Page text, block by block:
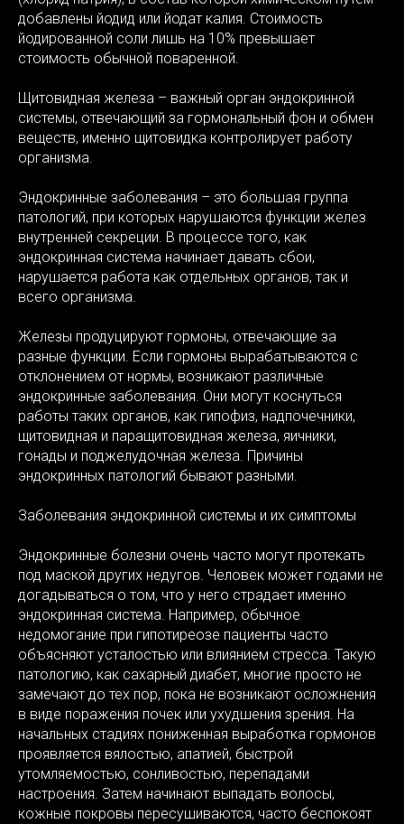
добавлены йодид или йодат калия. Стоимость
йодированной соли лишь на 10% превышает
стоимость обычной поваренной.
Щитовидная железа – важный орган эндокринной
системы, отвечающий за гормональный фон и обмен
веществ, именно щитовидка контролирует работу
организма.
Эндокринные заболевания – это большая группа
патологий, при которых нарушаются функции желез
внутренней секреции. В процессе того, как
эндокринная система начинает давать сбои,
нарушается работа как отдельных органов, так и
всего организма.
Железы продуцируют гормоны, отвечающие за
разные функции. Если гормоны вырабатываются с
отклонением от нормы, возникают различные
эндокринные заболевания. Они могут коснуться
работы таких органов, как гипофиз, надпочечники,
щитовидная и паращитовидная железа, яичники,
гонады и поджелудочная железа. Причины
эндокринных патологий бывают разными.
Заболевания эндокринной системы и их симптомы
Эндокринные болезни очень часто могут протекать
под маской других недугов. Человек может годами не
догадываться о том, что у него страдает именно
эндокринная система. Например, обычное
недомогание при гипотиреозе пациенты часто
объясняют усталостью или влиянием стресса. Такую
патологию, как сахарный диабет, многие просто не
замечают до тех пор, пока не возникают осложнения
в виде поражения почек или ухудшения зрения. На
начальных стадиях пониженная выработка гормонов
проявляется вялостью, апатией, быстрой
утомляемостью, сонливостью, перепадами
настроения. Затем начинают выпадать волосы,
кожные покровы пересушиваются, часто беспокоят